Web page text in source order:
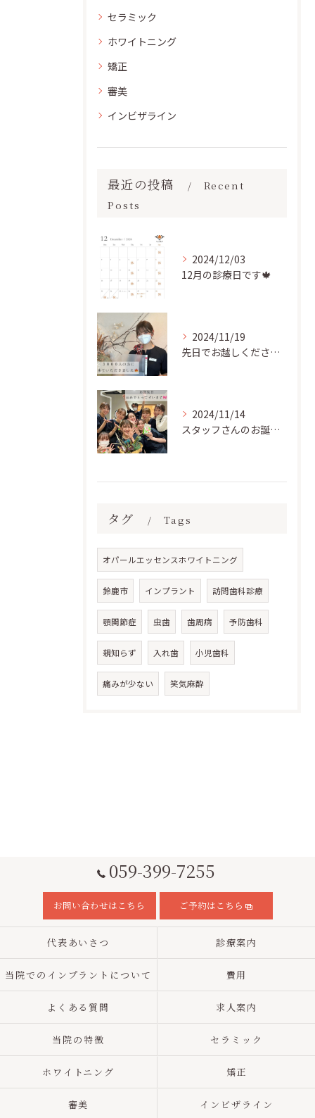
セラミック
ホワイトニング
矯正
審美
インビザライン
最近の投稿
Recent
Posts
2024/12/03
12月の診療日です🍁
2024/11/19
先日でお越しくださった患者様が
2024/11/14
スタッフさんのお誕生日をお祝いしました👏🏻
タグ Tags
オパールエッセンスホワイトニング
鈴鹿市 インプラント 訪問歯科診療
顎関節症 虫歯 歯周病 予防歯科
親知らず 入れ歯 小児歯科
痛みが少ない 笑気麻酔
059-399-7255
お問い合わせはこちら ご予約はこちら
代表あいさつ 診療案内
当院でのインプラントについて 費用
よくある質問 求人案内
当院の特徴 セラミック
ホワイトニング 矯正
審美 インビザライン